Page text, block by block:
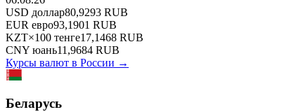
USD доллар80,9293 RUB
EUR евро93,1901 RUB
KZT×100 тенге17,1468 RUB
CNY юань11,9684 RUB
Курсы валют в России →
Беларусь